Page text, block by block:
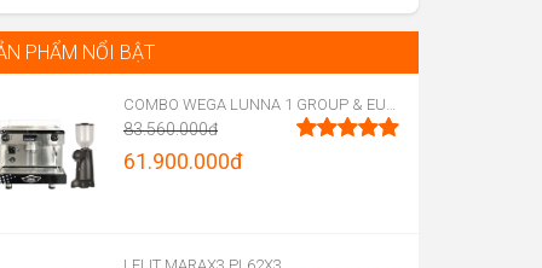
PHẨM NỔI BẬT
83.560.000đ
Original
61.900.000đ